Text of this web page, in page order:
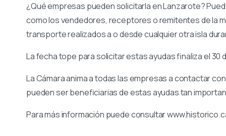
¿Qué empresas pueden solicitarla en Lanzarote?
como los vendedores, receptores o remitentes de la
transporte realizados a o desde cualquier otra isla
La fecha tope para solicitar estas ayudas finaliza el 30
La Cámara anima a todas las empresas a contactar
pueden ser beneficiarias de estas ayudas tan
Para más información puede consultar